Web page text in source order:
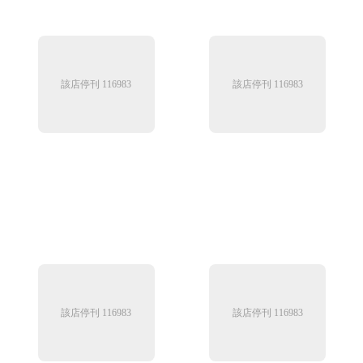
該店停刊 116983 該店停刊 116983
該店停刊 116983 該店停刊 116983